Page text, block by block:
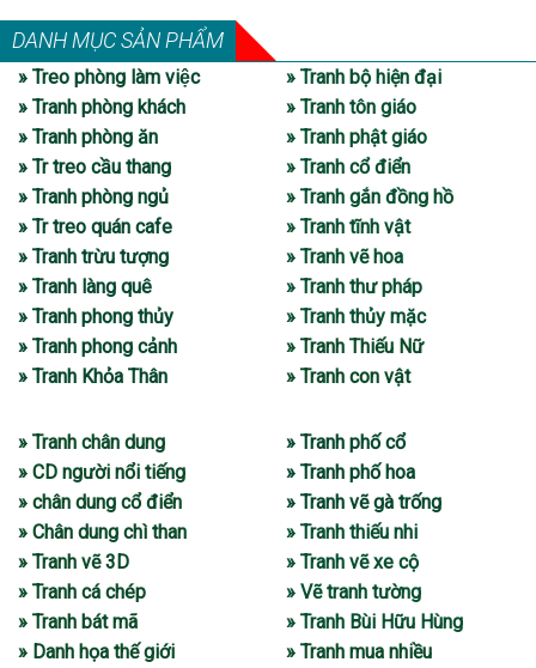
DANH MỤC SẢN PHẨM
» Treo phòng làm việc
» Tranh phòng khách
» Tranh phòng ăn
» Tr treo cầu thang
» Tranh phòng ngủ
» Tr treo quán cafe
» Tranh trừu tượng
» Tranh làng quê
» Tranh phong thủy
» Tranh phong cảnh
» Tranh Khỏa Thân
» Tranh bộ hiện đại
» Tranh tôn giáo
» Tranh phật giáo
» Tranh cổ điển
» Tranh gắn đồng hồ
» Tranh tĩnh vật
» Tranh vẽ hoa
» Tranh thư pháp
» Tranh thủy mặc
» Tranh Thiếu Nữ
» Tranh con vật
» Tranh chân dung
» CD người nổi tiếng
» chân dung cổ điển
» Chân dung chì than
» Tranh vẽ 3D
» Tranh cá chép
» Tranh bát mã
» Danh họa thế giới
» Tranh phố cổ
» Tranh phố hoa
» Tranh vẽ gà trống
» Tranh thiếu nhi
» Tranh vẽ xe cộ
» Vẽ tranh tường
» Tranh Bùi Hữu Hùng
» Tranh mua nhiều